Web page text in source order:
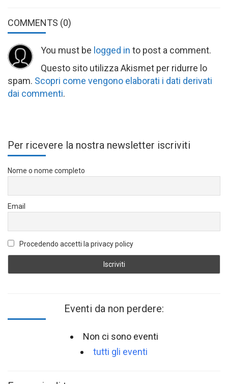
COMMENTS (0)
You must be logged in to post a comment.
Questo sito utilizza Akismet per ridurre lo
spam. Scopri come vengono elaborati i dati derivati
dai commenti.
Per ricevere la nostra newsletter iscriviti
Nome o nome completo
Email
Procedendo accetti la privacy policy
Eventi da non perdere:
Non ci sono eventi
tutti gli eventi